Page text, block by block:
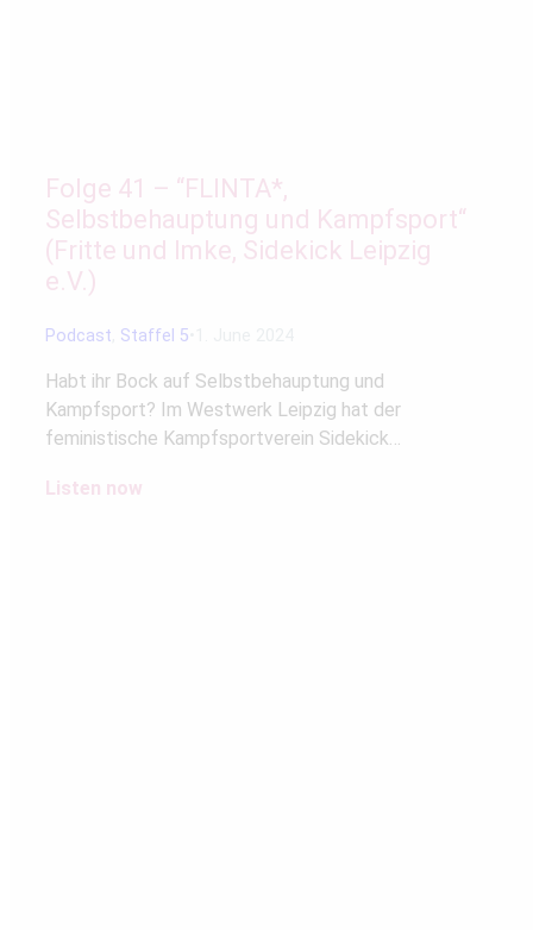
Folge 41 – “FLINTA*,
Selbstbehauptung und Kampfsport“
(Fritte und Imke, Sidekick Leipzig
e.V.)
Podcast Staffel 5
Habt ihr Bock auf Selbstbehauptung und
Kampfsport? Im Westwerk Leipzig hat der
feministische Kampfsportverein Sidekick…
Listen now